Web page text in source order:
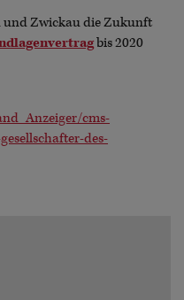
und Zwickau die Zukunft
bis 2020
cms-
des-